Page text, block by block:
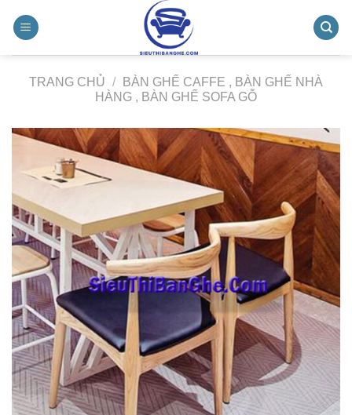
đến
TRANG CHỦ /
BÀN GHẾ CAFFE , BÀN GHẾ NHÀ
HÀNG , BÀN GHẾ SOFA GỖ